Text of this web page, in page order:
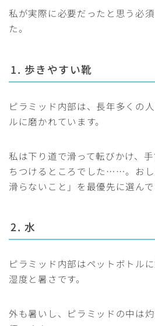
私が実際に必要だったと思う必
た。
1. 歩きやすい靴
ピラミッド内部は、長年多くの
ルに磨かれています。
私は下り道で滑って転びかけ、
ちつけるところでした……。おし
滑らないこと」を最優先に選んで
2. 水
ピラミッド内部はペットボトル
湿度と暑さです。
外も暑いし、ピラミッドの中は